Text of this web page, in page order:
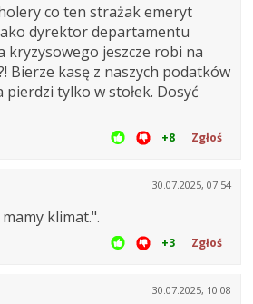
co ten strażak emeryt
dyrektor departamentu
kryzysowego jeszcze robi na
Bierze kasę z naszych podatków
pierdzi tylko w stołek. Dosyć
+8 Zgłoś
30.07.2025, 07:54
klimat.".
+3 Zgłoś
30.07.2025, 10:08